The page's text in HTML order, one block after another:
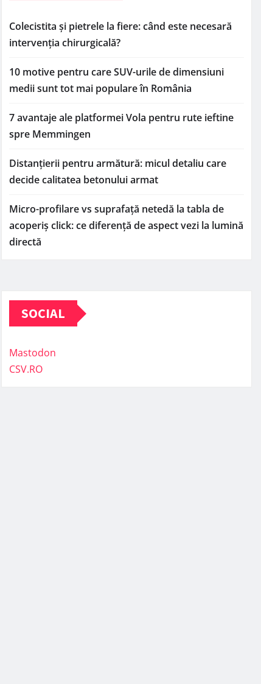
Colecistita și pietrele la fiere: când este necesară
intervenția chirurgicală?
10 motive pentru care SUV-urile de dimensiuni
medii sunt tot mai populare în România
7 avantaje ale platformei Vola pentru rute ieftine
spre Memmingen
Distanțierii pentru armătură: micul detaliu care
decide calitatea betonului armat
Micro-profilare vs suprafață netedă la tabla de
acoperiș click: ce diferență de aspect vezi la lumină
directă
SOCIAL
Mastodon
CSV.RO